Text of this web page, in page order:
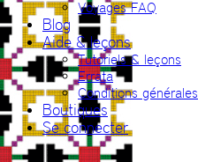
Voyages FAQ
Blog
Aide & leçons
Tutoriels & leçons
Errata
Conditions générales
Boutiques
Se connecter